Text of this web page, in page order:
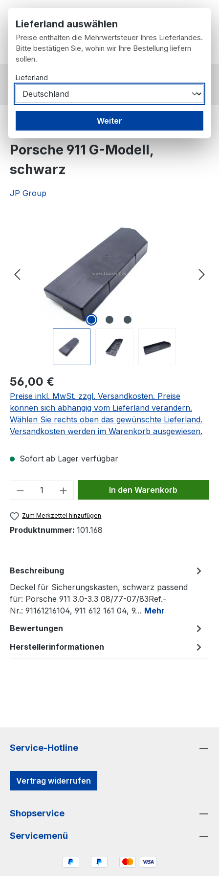
Du hast 0
nach Fahrzeug
911 F-Modell und G-Modell
Deckel für Sicherungskasten
Porsche 911 G-Modell,
schwarz
JP Group
Regulärer Preis:
56,00 €
Preise inkl. MwSt. zzgl. Versandkosten. Preise
können sich abhängig vom Lieferland verändern.
Wählen Sie rechts oben das gewünschte Lieferland.
Versandkosten werden im Warenkorb ausgewiesen.
Sofort ab Lager verfügbar
Produkt Anzahl: Gib denIn den Warenkorb
Zum Merkzettel hinzufügen
Produktnummer: 101.168
Beschreibung
Deckel für Sicherungskasten, schwarz passend
für: Porsche 911 3.0-3.3 08/77-07/83Ref.-
Nr.: 91161216104, 911 612 161 04, 9… Mehr
Bewertungen
Herstellerinformationen
Service-Hotline
Vertrag widerrufen
Shopservice
Servicemenü
Lieferland auswählen
Preise enthalten die Mehrwertsteuer Ihres Lieferlandes.
Bitte bestätigen Sie, wohin wir Ihre Bestellung liefern
sollen.
Lieferland
Weiter